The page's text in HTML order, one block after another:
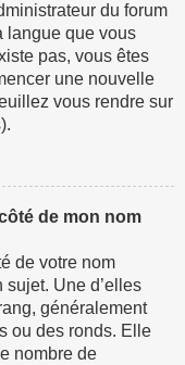
du forum
langue que vous
pas, vous êtes
une nouvelle
vous rendre sur
de mon nom
de votre nom
sujet. Une d’elles
généralement
ou des ronds. Elle
nombre de